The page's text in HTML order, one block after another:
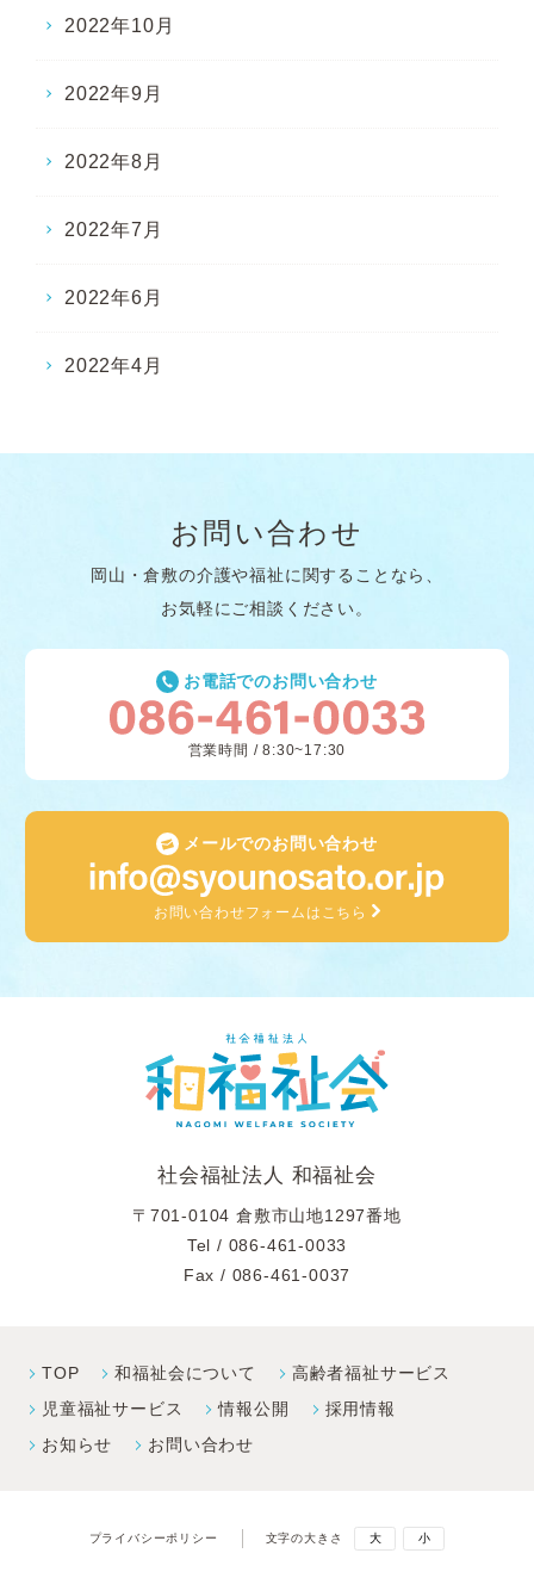
2022年10月
2022年9月
2022年8月
2022年7月
2022年6月
2022年4月
お問い合わせ
岡山・倉敷の介護や福祉に関することなら、
お気軽にご相談ください。
お電話でのお問い合わせ
営業時間 / 8:30~17:30
メールでのお問い合わせ
お問い合わせフォームはこちら
社会福祉法人 和福祉会
〒701-0104 倉敷市山地1297番地
Tel / 086-461-0033
Fax / 086-461-0037
TOP 和福祉会について
高齢者福祉サービス
児童福祉サービス
情報公開
採⽤情報
お知らせ
お問い合わせ
プライバシーポリシー 文字の大きさ 大 小